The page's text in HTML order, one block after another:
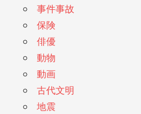
事件事故
保険
俳優
動物
動画
古代文明
地震